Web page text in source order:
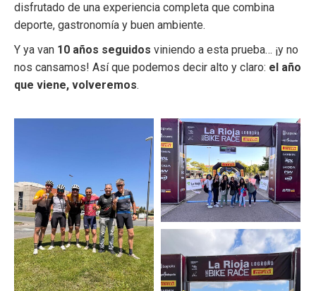
disfrutado de una experiencia completa que combina
deporte, gastronomía y buen ambiente.
Y ya van 10 años seguidos viniendo a esta prueba… ¡y no
nos cansamos! Así que podemos decir alto y claro: el año
que viene, volveremos.